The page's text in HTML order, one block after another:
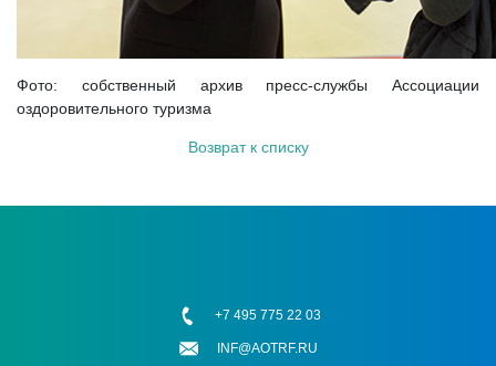
Фото: собственный архив пресс-службы Ассоциации
оздоровительного туризма
Возврат к списку
+7 495 775 22 03
INF@AOTRF.RU